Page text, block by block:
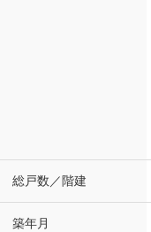
総戸数／階建
築年月